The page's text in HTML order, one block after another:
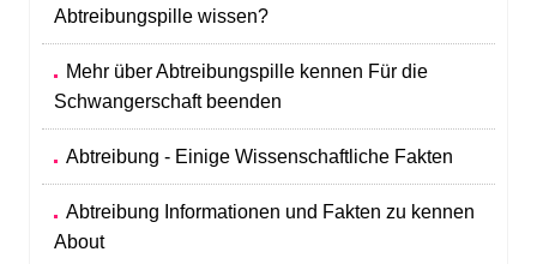
Abtreibungspille wissen?
Mehr über Abtreibungspille kennen Für die
Schwangerschaft beenden
Abtreibung - Einige Wissenschaftliche Fakten
Abtreibung Informationen und Fakten zu kennen
About